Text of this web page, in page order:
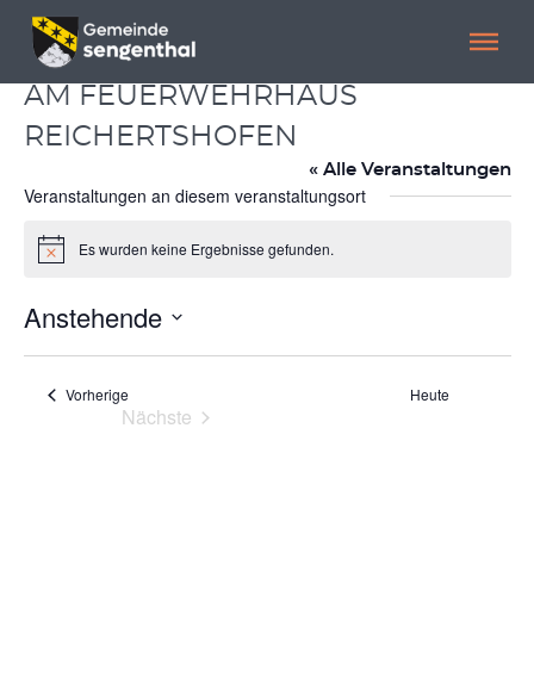
Menü überspringen
Menü überspringen
AM FEUERWEHRHAUS
REICHERTSHOFEN
« Alle Veranstaltungen
Veranstaltungen an diesem veranstaltungsort
HinweisEs wurden keine Ergebnisse gefunden.
Anstehende
VorherigeVeranstaltungen Heute
Nächste